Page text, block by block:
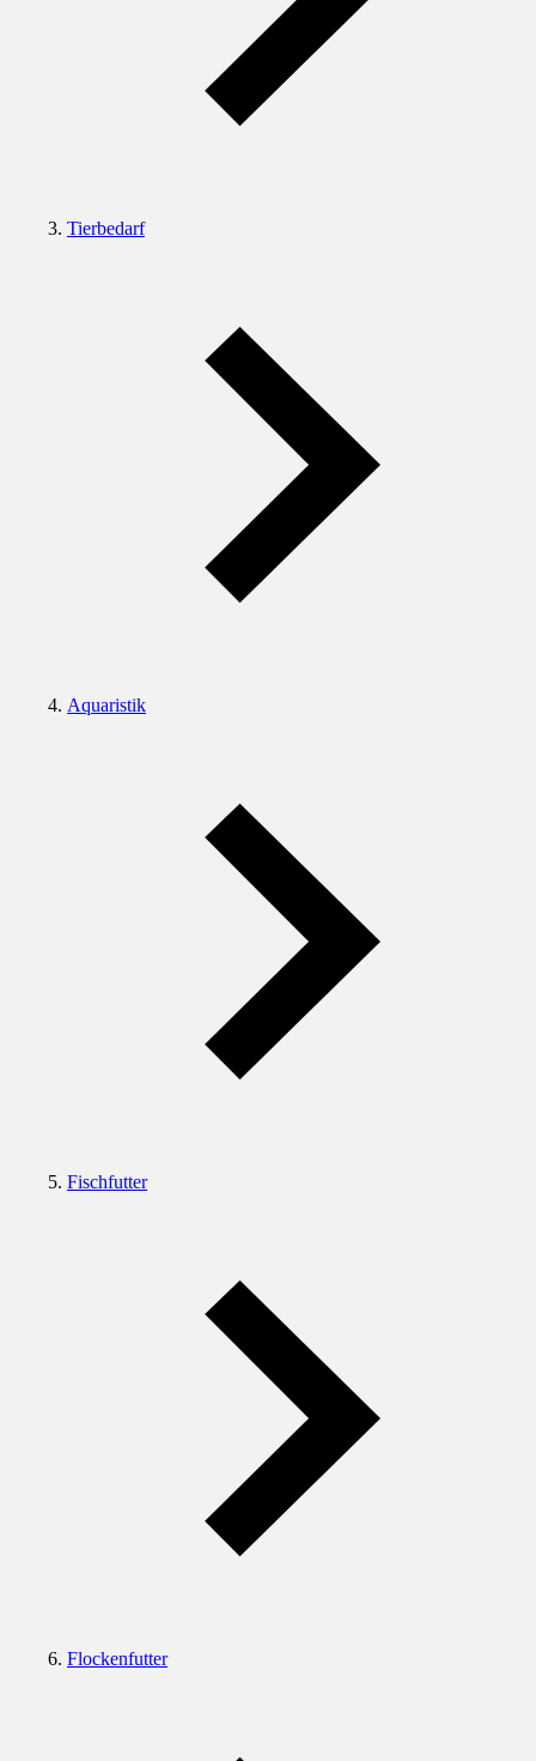
Tierbedarf
Aquaristik
Fischfutter
Flockenfutter